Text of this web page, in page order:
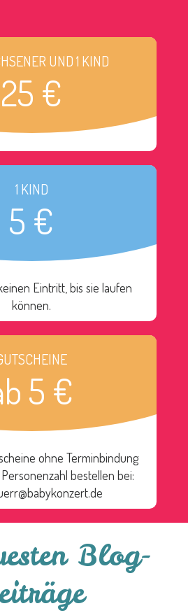
UND 1 KIND
25 €
1 KIND
5 €
Eintritt, bis sie laufen
können.
5 €
ohne Terminbindung
bestellen bei:
Blog-